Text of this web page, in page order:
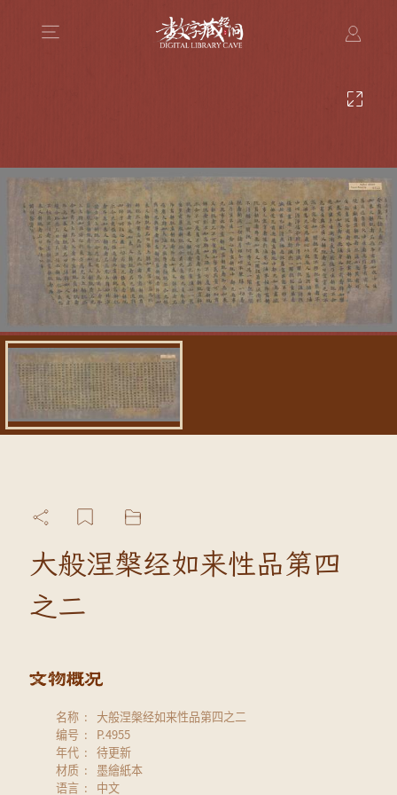
大般涅槃经如来性品第四
之二
名称
大般涅槃经如来性品第四之二
编号
P.4955
年代
待更新
材质
墨繪紙本
语言
中文